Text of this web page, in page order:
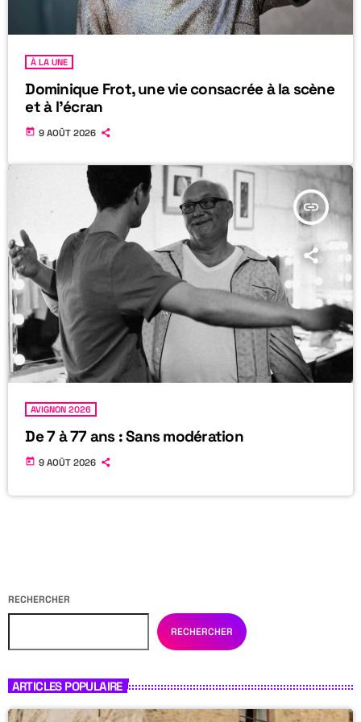
À LA UNE
Dominique Frot, une vie consacrée à la scène
et à l’écran
today 9 AOÛT 2026
insert_link
AVIGNON 2026
De 7 à 77 ans : Sans modération
today 9 AOÛT 2026
RECHERCHER
RECHERCHER
ARTICLES POPULAIRE